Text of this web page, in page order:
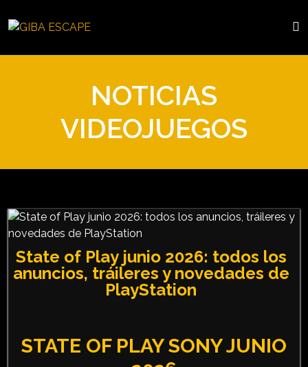
NOTICIAS
VIDEOJUEGOS
State of Play junio 2026: todos los
anuncios, tráileres y novedades de
PlayStation
STATE OF PLAY SONY JUNIO